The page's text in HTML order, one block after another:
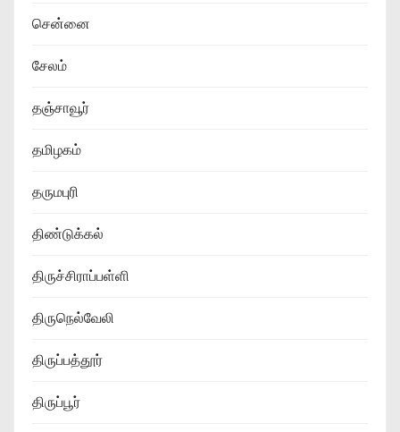
சென்னை
சேலம்
தஞ்சாவூர்
தமிழகம்
தருமபுரி
திண்டுக்கல்
திருச்சிராப்பள்ளி
திருநெல்வேலி
திருப்பத்தூர்
திருப்பூர்